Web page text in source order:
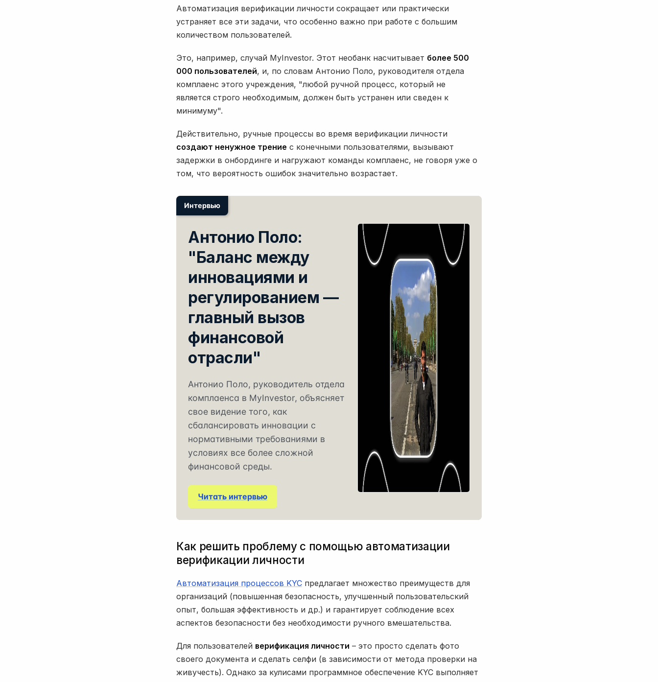
Автоматизация верификации личности сокращает или практически
устраняет все эти задачи, что особенно важно при работе с большим
количеством пользователей.
Это, например, случай MyInvestor. Этот необанк насчитывает более 500
000 пользователей, и, по словам Антонио Поло, руководителя отдела
комплаенс этого учреждения, "любой ручной процесс, который не
является строго необходимым, должен быть устранен или сведен к
минимуму".
Действительно, ручные процессы во время верификации личности
создают ненужное трение с конечными пользователями, вызывают
задержки в онбординге и нагружают команды комплаенс, не говоря уже о
том, что вероятность ошибок значительно возрастает.
Интервью
Антонио Поло:
"Баланс между
инновациями и
регулированием —
главный вызов
финансовой
отрасли"
Антонио Поло, руководитель отдела
комплаенса в MyInvestor, объясняет
свое видение того, как
сбалансировать инновации с
нормативными требованиями в
условиях все более сложной
финансовой среды.
Читать интервью
Как решить проблему с помощью автоматизации
верификации личности
Автоматизация процессов KYC предлагает множество преимуществ для
организаций (повышенная безопасность, улучшенный пользовательский
опыт, большая эффективность и др.) и гарантирует соблюдение всех
аспектов безопасности без необходимости ручного вмешательства.
Для пользователей верификация личности – это просто сделать фото
своего документа и сделать селфи (в зависимости от метода проверки на
живучесть). Однако за кулисами программное обеспечение KYC выполняет